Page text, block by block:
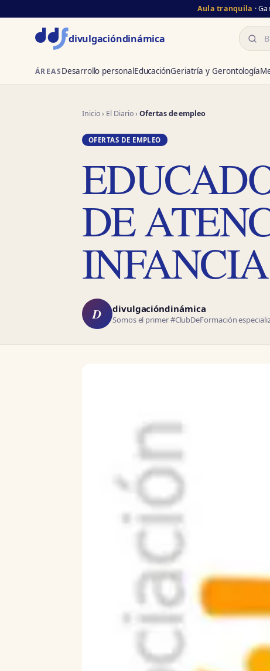
Aula tranquila ·
divulgacióndinámica Buscar
ÁREASDesarrollo personalEducaciónGeriatría y Gerontología
Inicio› El Diario›Ofertas de empleo
OFERTAS DE EMPLEO
DE
INFANCIA
D divulgacióndinámica
Somos el primer #ClubDeFormación